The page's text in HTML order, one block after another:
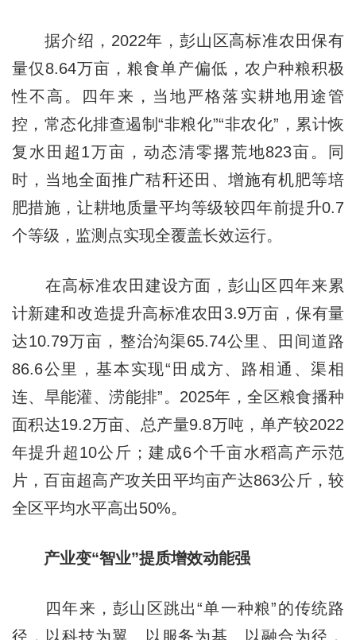
据介绍，2022年，彭山区高标准农田保有
量仅8.64万亩，粮食单产偏低，农户种粮积极
性不高。四年来，当地严格落实耕地用途管
控，常态化排查遏制“非粮化”“非农化”，累计恢
复水田超1万亩，动态清零撂荒地823亩。同
时，当地全面推广秸秆还田、增施有机肥等培
肥措施，让耕地质量平均等级较四年前提升0.7
个等级，监测点实现全覆盖长效运行。
在高标准农田建设方面，彭山区四年来累
计新建和改造提升高标准农田3.9万亩，保有量
达10.79万亩，整治沟渠65.74公里、田间道路
86.6公里，基本实现“田成方、路相通、渠相
连、旱能灌、涝能排”。2025年，全区粮食播种
面积达19.2万亩、总产量9.8万吨，单产较2022
年提升超10公斤；建成6个千亩水稻高产示范
片，百亩超高产攻关田平均亩产达863公斤，较
全区平均水平高出50%。
产业变“智业”提质增效动能强
四年来，彭山区跳出“单一种粮”的传统路
径，以科技为翼、以服务为基、以融合为径，